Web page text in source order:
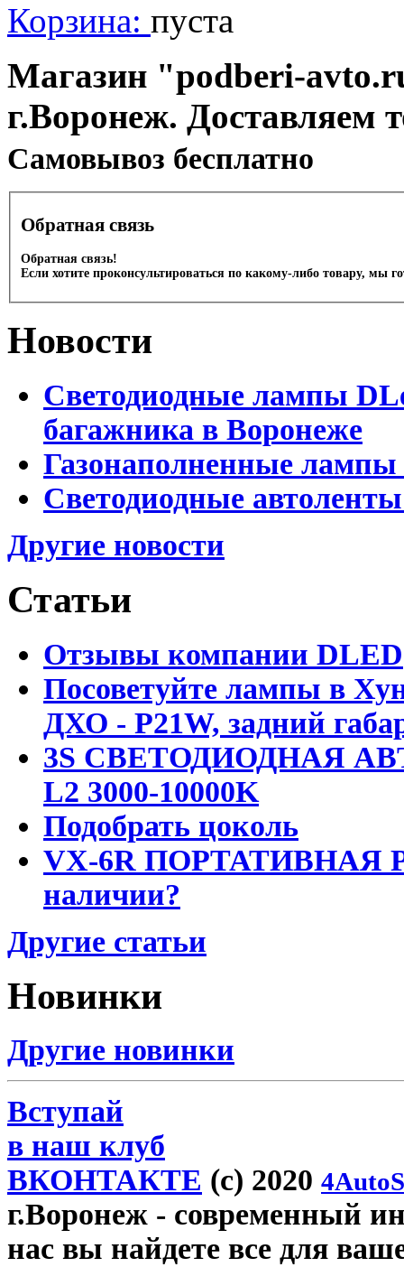
Корзина: пуста
Магазин "podberi-
г.Воронеж. Доставляем
Cамовывоз бесплатно
Обратная связь
Обратная связь!
Если хотите проконсультироваться по какому-либо товару, мы
Новости
Светодиодные лампы
багажника в Воронеже
Газонаполненные
Светодиодные
Другие новости
Статьи
Отзывы компании DLED
Посоветуйте лампы в
ДХО - P21W, задний
3S СВЕТОДИОДНАЯ
L2 3000-10000K
Подобрать цоколь
VX-6R ПОРТАТИВНАЯ
наличии?
Другие статьи
Новинки
Другие новинки
Вступай
в наш клуб
ВКОНТАКТЕ (c) 2020
г.Воронеж - современный
нас вы найдете все для